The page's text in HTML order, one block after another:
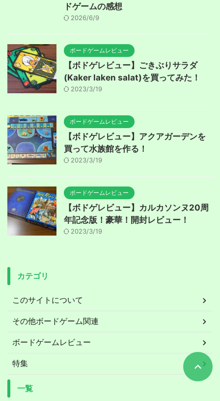
ドゲームの感想
2026/6/9
ボードゲームレビュー
【ボドゲレビュー】ごきぶりサラダ
(Kaker laken salat)を買ってみた！
2023/3/19
ボードゲームレビュー
【ボドゲレビュー】アクアガーデンを
買って水族館を作る！
2023/3/19
ボードゲームレビュー
【ボドゲレビュー】カルカソンヌ20周
年記念版！豪華！開封レビュー！
2023/3/19
カテゴリ
このサイトについて
その他ボードゲーム関連
ボードゲームレビュー
特集
一覧